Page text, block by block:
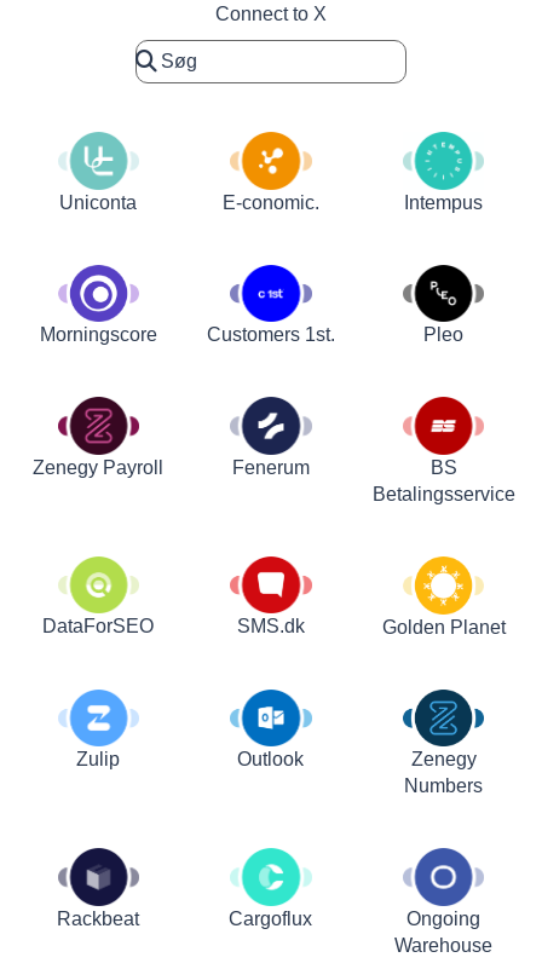
Connect to X
Uniconta E-conomic. Intempus
Morningscore Customers 1st. Pleo
Zenegy Payroll Fenerum
BS
Betalingsservice
DataForSEO SMS.dk Golden Planet
Zulip Outlook
Zenegy
Numbers
Rackbeat Cargoflux
Ongoing
Warehouse